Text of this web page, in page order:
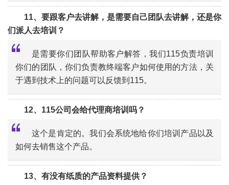
“
11、要跟客户去讲解，是需要自己团队去讲解，还是你
们派人去培训？
是需要你们团队帮助客户解答，我们115负责培训
你们的团队，你们负责教终端客户如何使用的方法，关
于遇到技术上的问题可以反馈到115。
12、115公司会给代理商培训吗？
“
这个是肯定的。我们会系统地给你们培训产品以及
如何去销售这个产品。
13、有没有纸质的产品资料提供？